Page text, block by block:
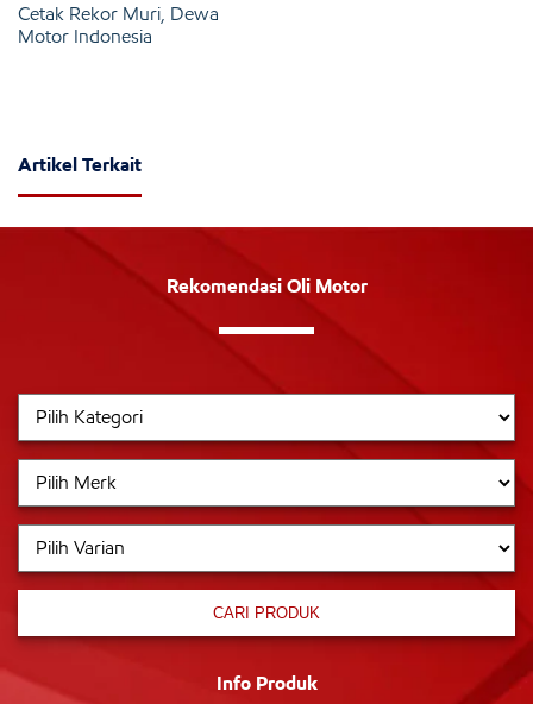
Cetak Rekor Muri, Dewa
Motor Indonesia
Artikel Terkait
Rekomendasi Oli Motor
CARI PRODUK
Info Produk